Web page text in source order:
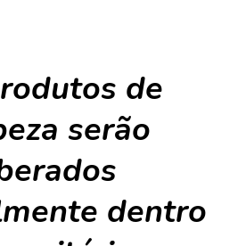
de
serão
dentro